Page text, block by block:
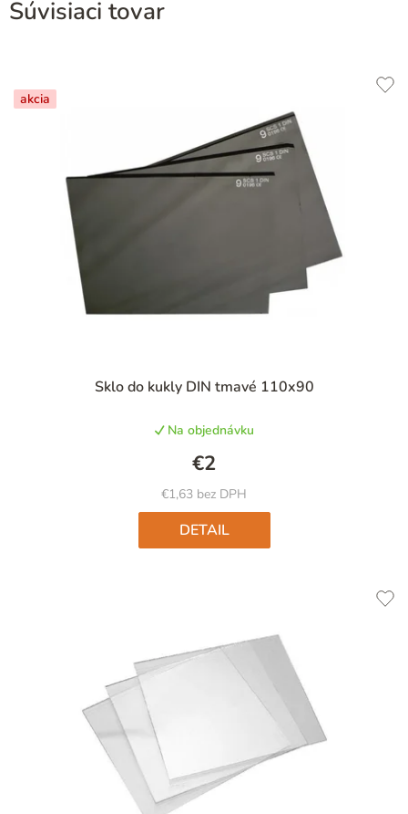
Súvisiaci tovar
akcia
Sklo do kukly DIN tmavé 110x90
hodnotenie
je
5,0
z
5
hviezdičiek.
Na objednávku
€1,63 bez DPH
€2
DETAIL